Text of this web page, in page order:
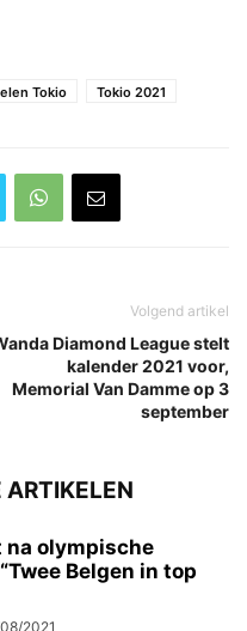
Tokio Tokio 2021
Volgend artikel
Diamond League stelt
kalender 2021 voor,
Memorial Van Damme op 3
september
ARTIKELEN
na olympische
Belgen in top
2021